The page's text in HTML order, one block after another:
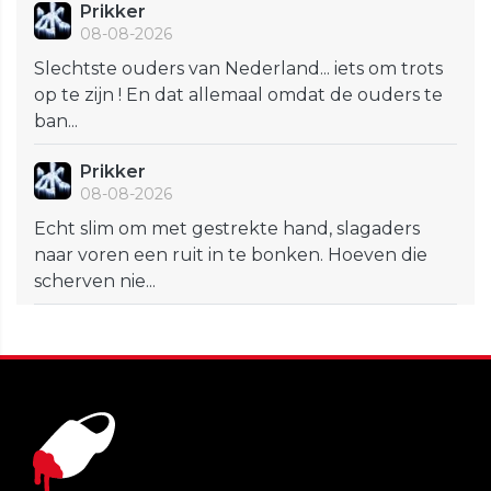
Prikker
08-08-2026
Slechtste ouders van Nederland... iets om trots
op te zijn ! En dat allemaal omdat de ouders te
ban...
Prikker
08-08-2026
Echt slim om met gestrekte hand, slagaders
naar voren een ruit in te bonken. Hoeven die
scherven nie...